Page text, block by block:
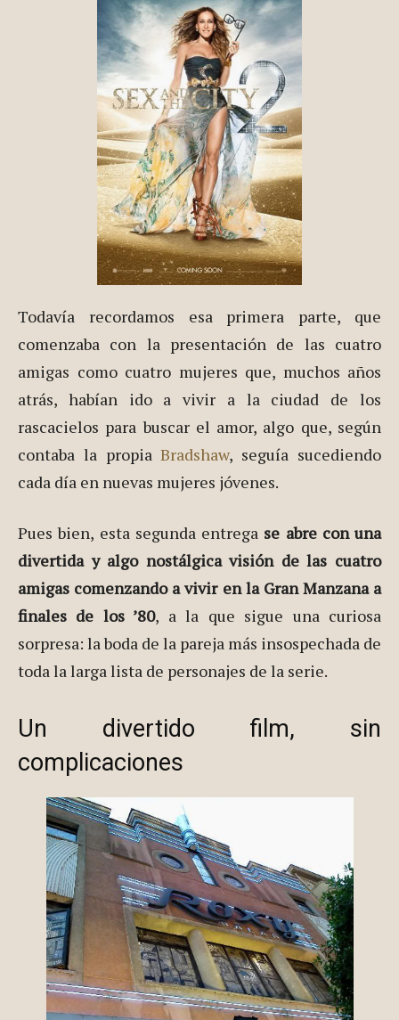
Todavía recordamos esa primera parte, que
comenzaba con la presentación de las cuatro
amigas como cuatro mujeres que, muchos años
atrás, habían ido a vivir a la ciudad de los
rascacielos para buscar el amor, algo que, según
contaba la propiaBradshaw, seguía sucediendo
cada día en nuevas mujeres jóvenes.
Pues bien, esta segunda entrega se abre con una
divertida y algo nostálgica visión de las cuatro
amigas comenzando a vivir en la Gran Manzana a
finales de los ’80, a la que sigue una curiosa
sorpresa: la boda de la pareja más insospechada de
toda la larga lista de personajes de la serie.
Un divertido film, sin
complicaciones